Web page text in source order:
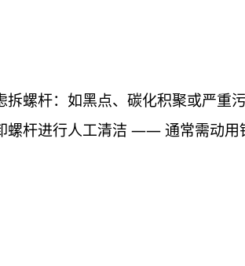
螺杆：如黑点、碳化积聚或严重
螺杆进行人工清洁 —— 通常需动用